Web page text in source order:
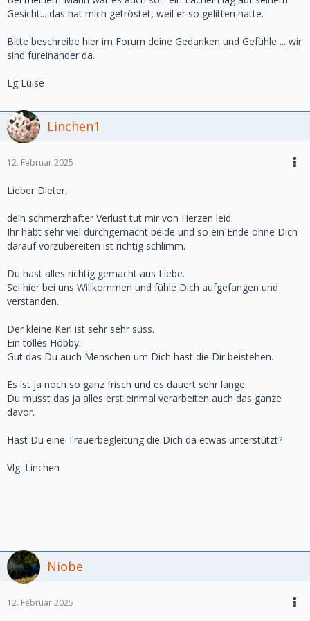
Gesicht... das hat mich getröstet, weil er so gelitten hatte.
Bitte beschreibe hier im Forum deine Gedanken und Gefühle ... wir
sind füreinander da.
Lg Luise
Linchen1
12. Februar 2025
Lieber Dieter,
dein schmerzhafter Verlust tut mir von Herzen leid.
Ihr habt sehr viel durchgemacht beide und so ein Ende ohne Dich
darauf vorzubereiten ist richtig schlimm.
Du hast alles richtig gemacht aus Liebe.
Sei hier bei uns Willkommen und fühle Dich aufgefangen und
verstanden.
Der kleine Kerl ist sehr sehr süss.
Ein tolles Hobby.
Gut das Du auch Menschen um Dich hast die Dir beistehen.
Es ist ja noch so ganz frisch und es dauert sehr lange.
Du musst das ja alles erst einmal verarbeiten auch das ganze
davor.
Hast Du eine Trauerbegleitung die Dich da etwas unterstützt?
Vlg. Linchen
Niobe
12. Februar 2025